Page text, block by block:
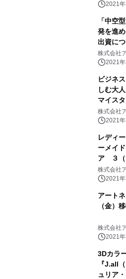
れました
2021
「中空
発を進
出資に
株式会社
2021
ビジネ
しむ大
マイス
100名様
株式会社
2021
レディ
ーメイ
ア ３（
さん・
「おう
株式会社
2021
アートネイ
（金）
株式会社
2021
3Dカラ
『J.all
ュリア